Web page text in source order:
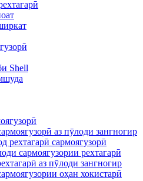
Shell
аз пӯлоди зангногир
рехтагарӣ сармоягузорӣ
сармоягузории рехтагарӣ
аз пӯлоди зангногир
оҳан хокистарӣ